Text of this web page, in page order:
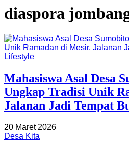
diaspora
Lifestyle
Mahasiswa Asal Desa
Ungkap Tradisi Unik
Jalanan Jadi Tempat
20 Maret 2026
Desa Kita